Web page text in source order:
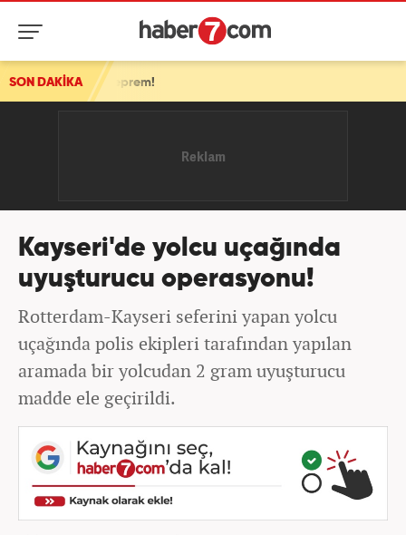
SON DAKİKA
deprem!
Kayseri'de yolcu uçağında
uyuşturucu operasyonu!
Rotterdam-Kayseri seferini yapan yolcu
uçağında polis ekipleri tarafından yapılan
aramada bir yolcudan 2 gram uyuşturucu
madde ele geçirildi.